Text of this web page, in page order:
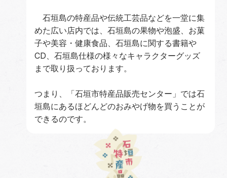
石垣島の特産品や伝統工芸品などを一堂に集
めた広い店内では、石垣島の果物や泡盛、お菓
子や美容・健康食品、石垣島に関する書籍や
CD、石垣島仕様の様々なキャラクターグッズ
まで取り扱っております。
つまり、「石垣市特産品販売センター」では石
垣島にあるほどんどのおみやげ物を買うことが
できるのです。